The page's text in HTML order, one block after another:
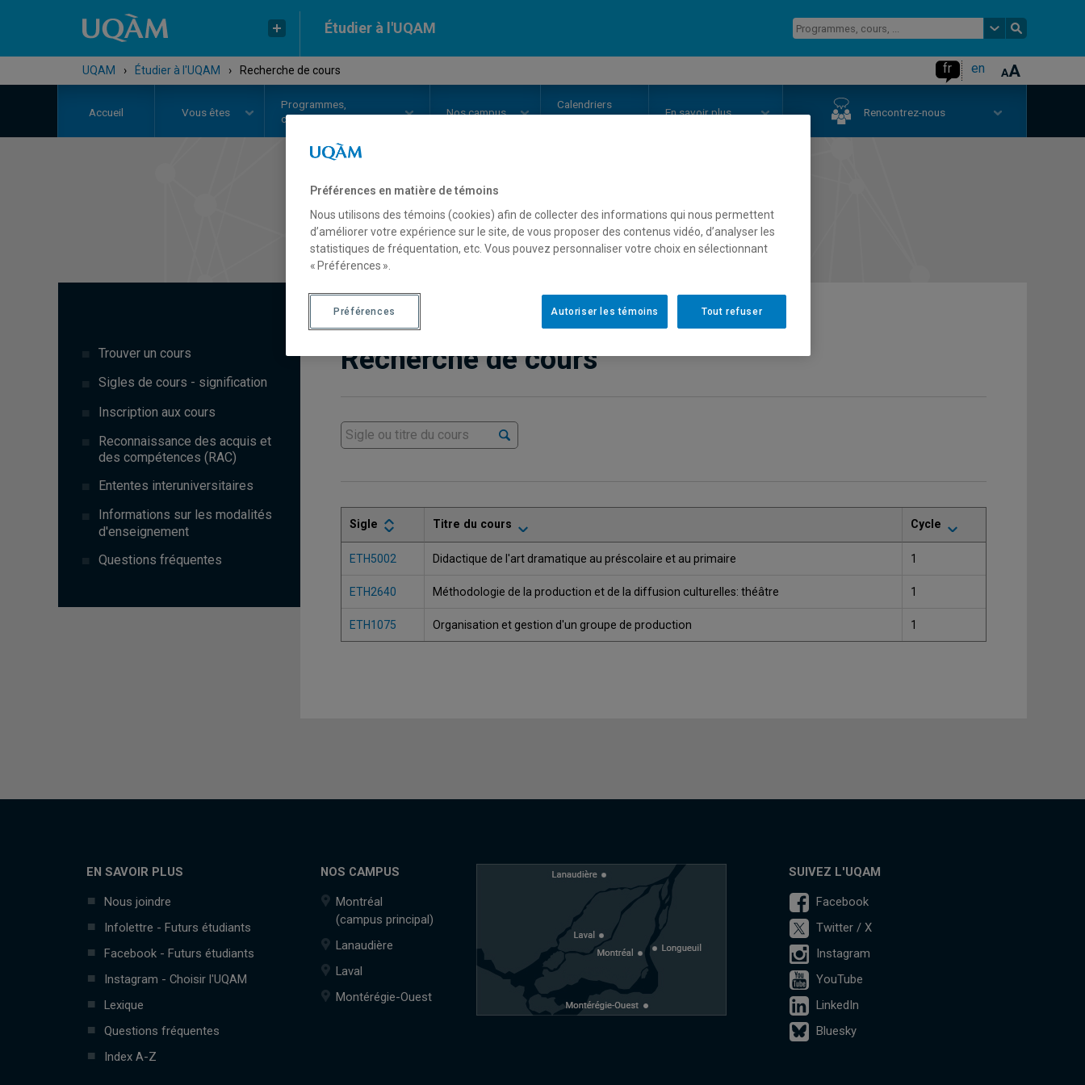
Étudier à l'UQAM
UQAM › Étudier à l'UQAM › Recherche de cours fr en
Accueil Vous êtes
Programmes,
cours et admission
Noscampus
Calendriers
universitaires
En savoir plus Rencontrez-nous
Courset horaires
Trouver un cours
Sigles de cours - signification
Inscription aux cours
Reconnaissance des acquis et
des compétences (RAC)
Ententes interuniversitaires
Informations sur les modalités
d'enseignement
Questions fréquentes
Recherche de cours
Sigle Titre du cours Cycle
ETH5002 Didactique de l'art dramatique au préscolaire et au primaire 1
ETH2640 Méthodologie de la production et de la diffusion culturelles: théâtre 1
ETH1075 Organisation et gestion d'un groupe de production 1
EN SAVOIR PLUS
Nous joindre
Infolettre - Futurs étudiants
Facebook - Futurs étudiants
Instagram - Choisir l'UQAM
Lexique
Questions fréquentes
Index A-Z
NOS CAMPUS
Montréal
(campus principal)
Lanaudière
Laval
Montérégie-Ouest
SUIVEZ L'UQAM
Facebook
Twitter / X
Instagram
YouTube
LinkedIn
Bluesky
Préférences en matière de témoins
Nous utilisons des témoins (cookies) afin de collecter des informations qui nous permettent
d’améliorer votre expérience sur le site, de vous proposer des contenus vidéo, d’analyser les
statistiques de fréquentation, etc. Vous pouvez personnaliser votre choix en sélectionnant
« Préférences ».
Tout refuser
Autoriser les témoins
Préférences